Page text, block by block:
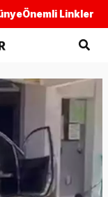
Önemli Linkler